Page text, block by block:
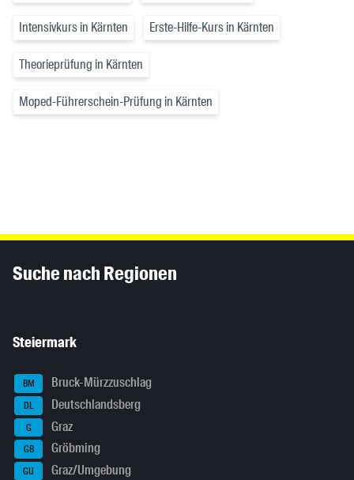
Intensivkurs in Kärnten Erste-Hilfe-Kurs in Kärnten
Theorieprüfung in Kärnten
Moped-Führerschein-Prüfung in Kärnten
Suche nach Regionen
Steiermark
BM Bruck-Mürzzuschlag
DL Deutschlandsberg
G Graz
GB Gröbming
GU Graz/Umgebung